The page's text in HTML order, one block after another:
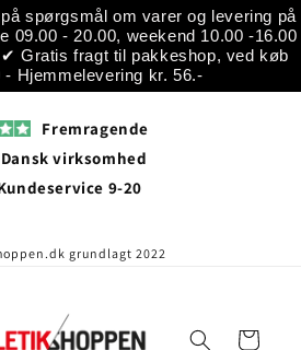
spørgsmål om varer og levering på
09.00 - 20.00, weekend 10.00 -16.00
Gratis fragt til pakkeshop, ved køb
- Hjemmelevering kr. 56.-
Fremragende
Dansk virksomhed
9-20
grundlagt 2022
Indkøbskurv